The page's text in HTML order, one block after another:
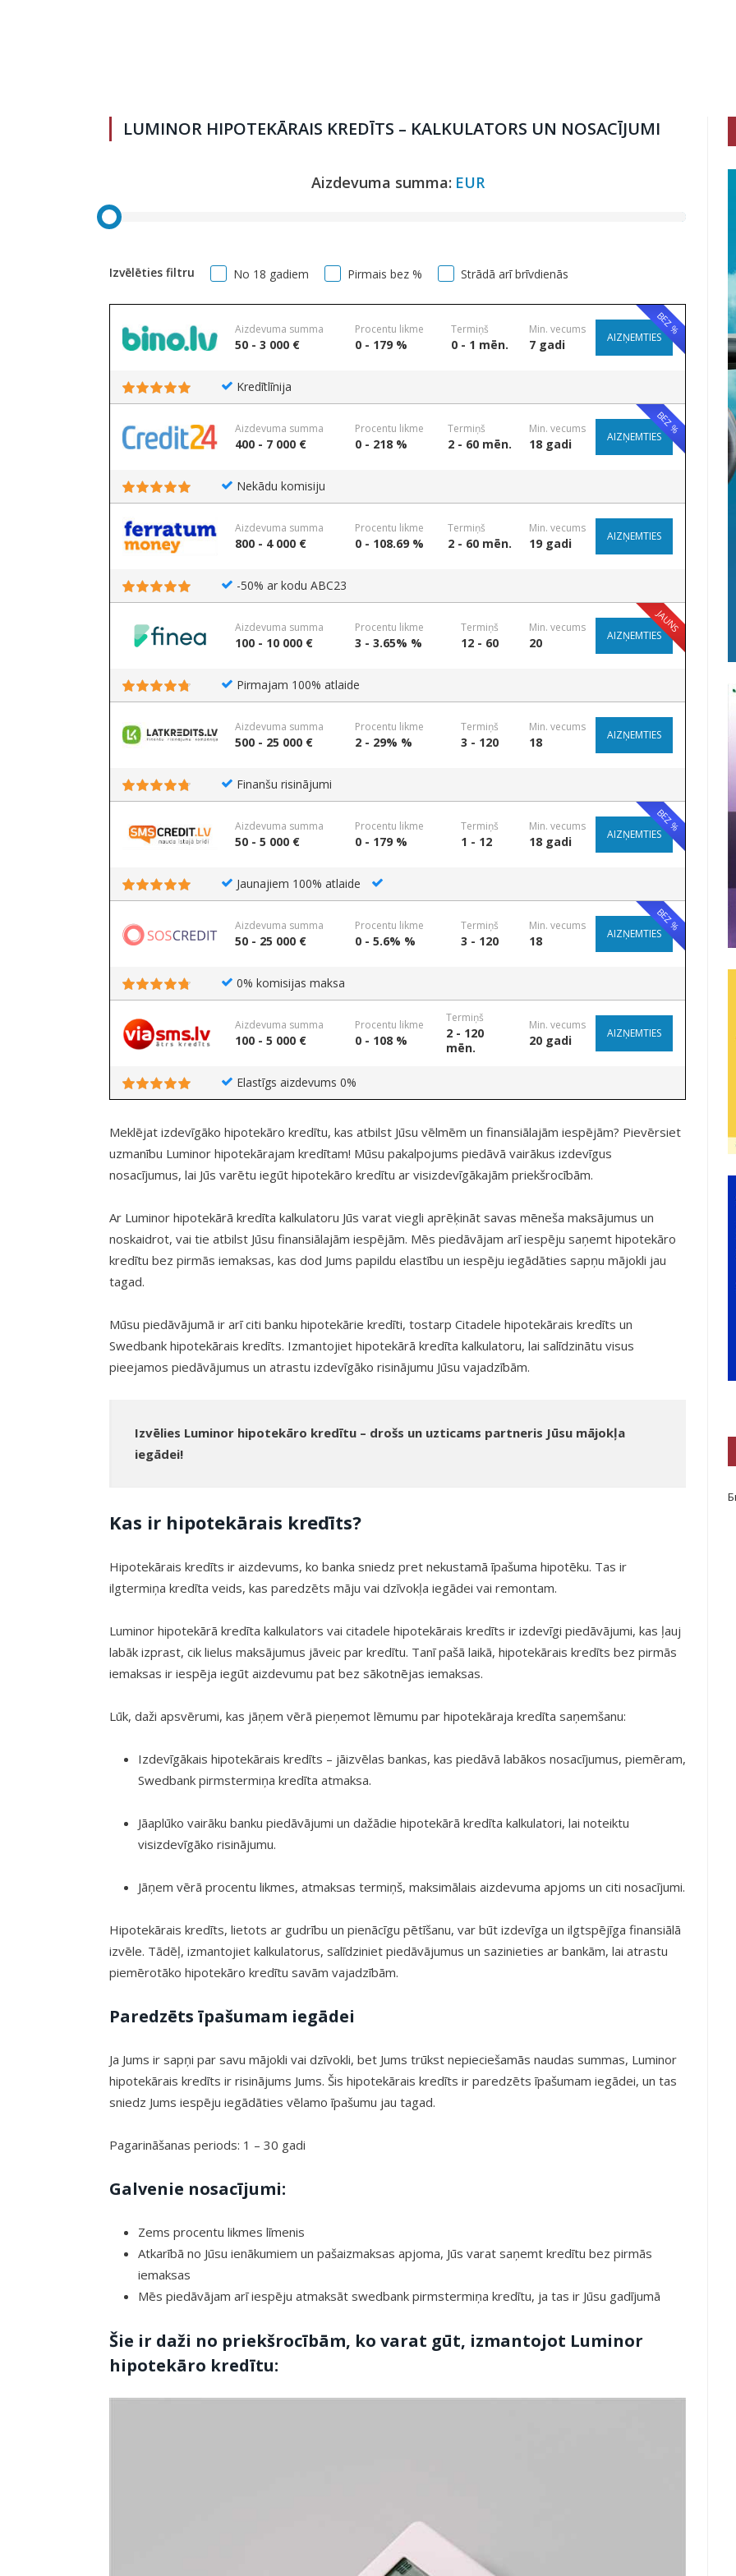
LUMINOR HIPOTEKĀRAIS KREDĪTS – KALKULATORS UN NOSACĪJUMI
Aizdevuma summa: EUR
Izvēlēties filtru No 18 gadiem Pirmais bez % Strādā arī brīvdienās
BEZ %
Aizdevuma summa
50 - 3 000 €
Procentu likme
0 - 179 %
Termiņš
0 - 1 mēn.
Min. vecums
7 gadi AIZŅEMTIES
Kredītlīnija
BEZ %
Aizdevuma summa
400 - 7 000 €
Procentu likme
0 - 218 %
Termiņš
2 - 60 mēn.
Min. vecums
18 gadi AIZŅEMTIES
Nekādu komisiju
Aizdevuma summa
800 - 4 000 €
Procentu likme
0 - 108.69 %
Termiņš
2 - 60 mēn.
Min. vecums
19 gadi AIZŅEMTIES
-50% ar kodu ABC23
JAUNS
Aizdevuma summa
100 - 10 000 €
Procentu likme
3 - 3.65% %
Termiņš
12 - 60
Min. vecums
20 AIZŅEMTIES
Pirmajam 100% atlaide
Aizdevuma summa
500 - 25 000 €
Procentu likme
2 - 29% %
Termiņš
3 - 120
Min. vecums
18 AIZŅEMTIES
Finanšu risinājumi
BEZ %
Aizdevuma summa
50 - 5 000 €
Procentu likme
0 - 179 %
Termiņš
1 - 12
Min. vecums
18 gadi AIZŅEMTIES
Jaunajiem 100% atlaide
BEZ %
Aizdevuma summa
50 - 25 000 €
Procentu likme
0 - 5.6% %
Termiņš
3 - 120
Min. vecums
18 AIZŅEMTIES
0% komisijas maksa
Aizdevuma summa
100 - 5 000 €
Procentu likme
0 - 108 %
Termiņš
2 - 120
mēn.
Min. vecums
20 gadi AIZŅEMTIES
Elastīgs aizdevums 0%
Meklējat izdevīgāko hipotekāro kredītu, kas atbilst Jūsu vēlmēm un finansiālajām iespējām? Pievērsiet
uzmanību Luminor hipotekārajam kredītam! Mūsu pakalpojums piedāvā vairākus izdevīgus
nosacījumus, lai Jūs varētu iegūt hipotekāro kredītu ar visizdevīgākajām priekšrocībām.
Ar Luminor hipotekārā kredīta kalkulatoru Jūs varat viegli aprēķināt savas mēneša maksājumus un
noskaidrot, vai tie atbilst Jūsu finansiālajām iespējām. Mēs piedāvājam arī iespēju saņemt hipotekāro
kredītu bez pirmās iemaksas, kas dod Jums papildu elastību un iespēju iegādāties sapņu mājokli jau
tagad.
Mūsu piedāvājumā ir arī citi banku hipotekārie kredīti, tostarp Citadele hipotekārais kredīts un
Swedbank hipotekārais kredīts. Izmantojiet hipotekārā kredīta kalkulatoru, lai salīdzinātu visus
pieejamos piedāvājumus un atrastu izdevīgāko risinājumu Jūsu vajadzībām.
Izvēlies Luminor hipotekāro kredītu – drošs un uzticams partneris Jūsu mājokļa
iegādei!
Kas ir hipotekārais kredīts?
Hipotekārais kredīts ir aizdevums, ko banka sniedz pret nekustamā īpašuma hipotēku. Tas ir
ilgtermiņa kredīta veids, kas paredzēts māju vai dzīvokļa iegādei vai remontam.
Luminor hipotekārā kredīta kalkulators vai citadele hipotekārais kredīts ir izdevīgi piedāvājumi, kas ļauj
labāk izprast, cik lielus maksājumus jāveic par kredītu. Tanī pašā laikā, hipotekārais kredīts bez pirmās
iemaksas ir iespēja iegūt aizdevumu pat bez sākotnējas iemaksas.
Lūk, daži apsvērumi, kas jāņem vērā pieņemot lēmumu par hipotekāraja kredīta saņemšanu:
Izdevīgākais hipotekārais kredīts – jāizvēlas bankas, kas piedāvā labākos nosacījumus, piemēram,
Swedbank pirmstermiņa kredīta atmaksa.
Jāaplūko vairāku banku piedāvājumi un dažādie hipotekārā kredīta kalkulatori, lai noteiktu
visizdevīgāko risinājumu.
Jāņem vērā procentu likmes, atmaksas termiņš, maksimālais aizdevuma apjoms un citi nosacījumi.
Hipotekārais kredīts, lietots ar gudrību un pienācīgu pētīšanu, var būt izdevīga un ilgtspējīga finansiālā
izvēle. Tādēļ, izmantojiet kalkulatorus, salīdziniet piedāvājumus un sazinieties ar bankām, lai atrastu
piemērotāko hipotekāro kredītu savām vajadzībām.
Paredzēts īpašumam iegādei
Ja Jums ir sapņi par savu mājokli vai dzīvokli, bet Jums trūkst nepieciešamās naudas summas, Luminor
hipotekārais kredīts ir risinājums Jums. Šis hipotekārais kredīts ir paredzēts īpašumam iegādei, un tas
sniedz Jums iespēju iegādāties vēlamo īpašumu jau tagad.
Pagarināšanas periods: 1 – 30 gadi
Galvenie nosacījumi:
Zems procentu likmes līmenis
Atkarībā no Jūsu ienākumiem un pašaizmaksas apjoma, Jūs varat saņemt kredītu bez pirmās
iemaksas
Mēs piedāvājam arī iespēju atmaksāt swedbank pirmstermiņa kredītu, ja tas ir Jūsu gadījumā
Šie ir daži no priekšrocībām, ko varat gūt, izmantojot Luminor
hipotekāro kredītu: